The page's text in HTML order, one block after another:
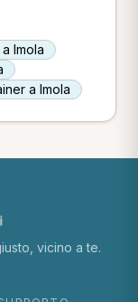
Imola
a Imola
vicino a te.